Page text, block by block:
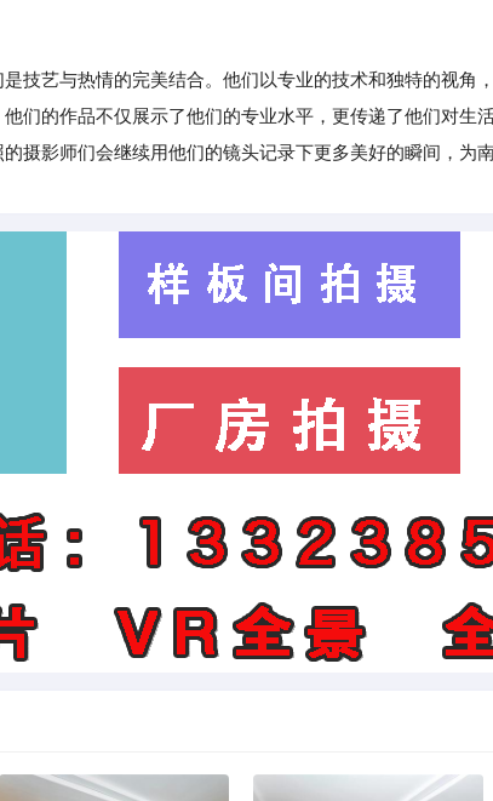
艺与热情的完美结合。他们以专业的技术和独特的视角，
们的作品不仅展示了他们的专业水平，更传递了他们对生
摄影师们会继续用他们的镜头记录下更多美好的瞬间，为